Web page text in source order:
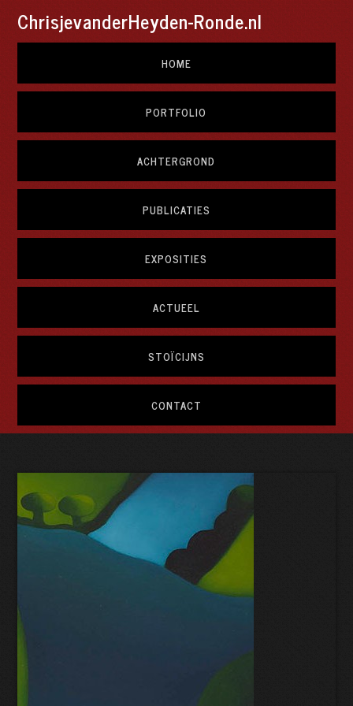
ChrisjevanderHeyden-Ronde.nl
HOME
PORTFOLIO
ACHTERGROND
PUBLICATIES
EXPOSITIES
ACTUEEL
STOÏCIJNS
CONTACT